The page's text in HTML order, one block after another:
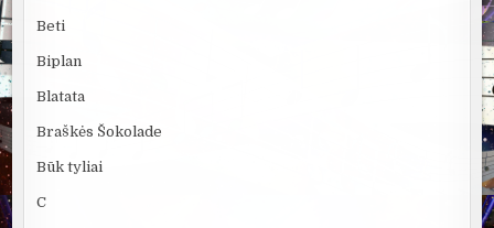
Beti
Biplan
Blatata
Braškės Šokolade
Būk tyliai
C